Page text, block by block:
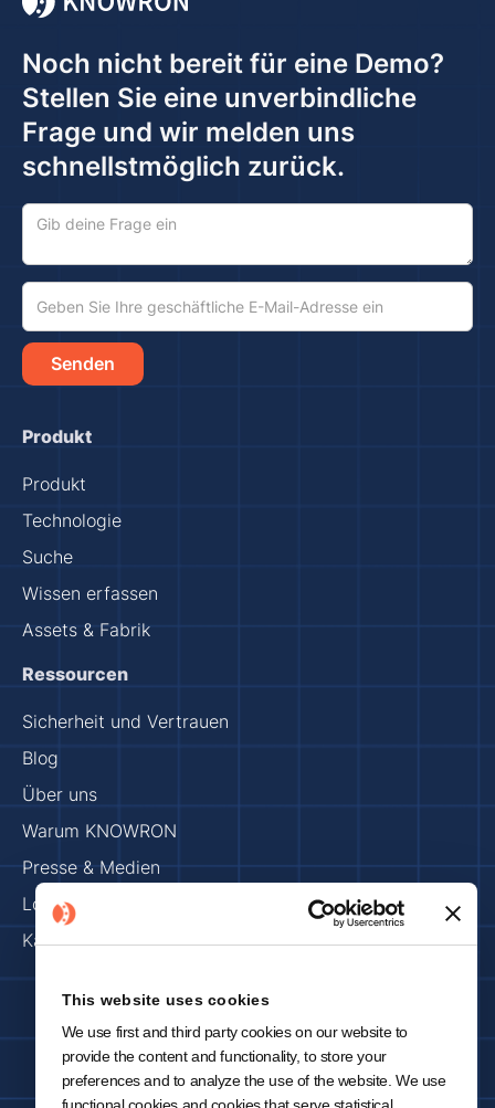
This website uses cookies
We use first and third party cookies on our website to
provide the content and functionality, to store your
preferences and to analyze the use of the website. We use
functional cookies and cookies that serve statistical,
Noch nicht bereit für eine Demo?
Stellen Sie eine unverbindliche
Frage und wir melden uns
schnellstmöglich zurück.
Produkt
Produkt
Technologie
Suche
Wissen erfassen
Assets & Fabrik
Ressourcen
Sicherheit und Vertrauen
Blog
Über uns
Warum KNOWRON
Presse & Medien
Los geht's
Karriere
Copyright 2024 © KNOWRON | Hergestellt mit 🥨 in München